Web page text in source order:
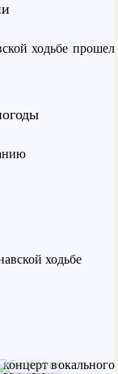
ходьбе прошел
ходьбе
вокального